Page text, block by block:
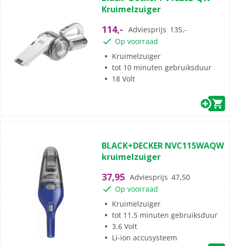
de
sterren.
Kruimelzuiger
114,- Adviesprijs 135,-
Op voorraad
Kruimelzuiger
tot 10 minuten gebruiksduur
18 Volt
van
de
sterren.
BLACK+DECKER NVC115WAQW
kruimelzuiger
37,95 Adviesprijs 47,50
Op voorraad
Kruimelzuiger
tot 11.5 minuten gebruiksduur
3.6 Volt
Li-ion accusysteem